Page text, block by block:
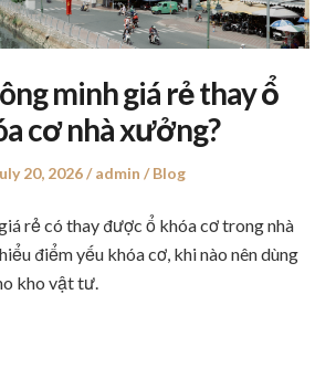
minh giá rẻ thay ổ
cơ nhà xưởng?
20, 2026 Author
admin
Posted
Blog
rẻ có thay được ổ khóa cơ trong nhà
điểm yếu khóa cơ, khi nào nên dùng
kho vật tư.